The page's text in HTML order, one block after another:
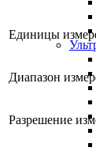
Единицы
Диапазон
Разрешение